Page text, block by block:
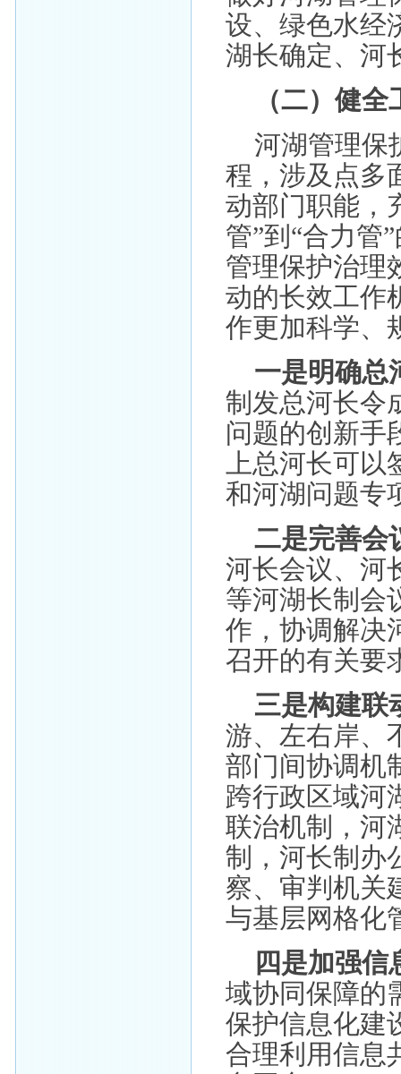
设、绿色水经
湖长确定、河
（二）健
河湖管理保
程，涉及点多
动部门职能，
管”到“合力管
管理保护治理
动的长效工作
作更加科学、
一是明确总
制发总河长令
问题的创新手
上总河长可
和河湖问题专
二是完善会
河长会议、河
等河湖长制会
作，协调解决
召开的有关要
三是构建联
游、左右岸、
部门间协调机
跨行政区域河
联治机制，河
制，河长制办
察、审判机关
与基层网格化
四是加强信
域协同保障的
保护信息化建
合理利用信息